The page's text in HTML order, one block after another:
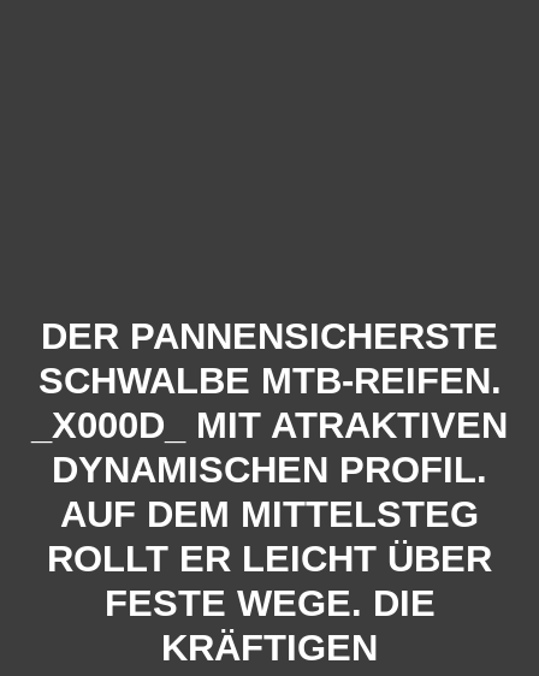
DER PANNENSICHERSTE
SCHWALBE MTB-REIFEN.
_X000D_ MIT ATRAKTIVEN
DYNAMISCHEN PROFIL.
AUF DEM MITTELSTEG
ROLLT ER LEICHT ÜBER
FESTE WEGE. DIE
KRÄFTIGEN